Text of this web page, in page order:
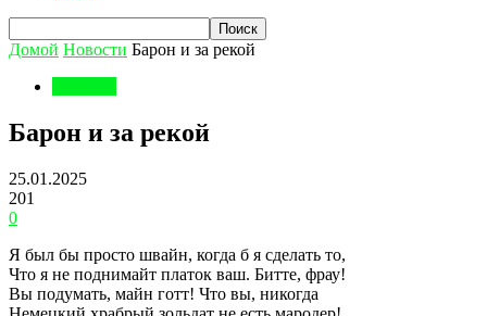
Домой Новости Барон и за рекой
Барон и за рекой
25.01.2025
201
0
Я был бы просто швайн, когда б я сделать то,
Что я не поднимайт платок ваш. Битте, фрау!
Вы подумать, майн готт! Что вы, никогда